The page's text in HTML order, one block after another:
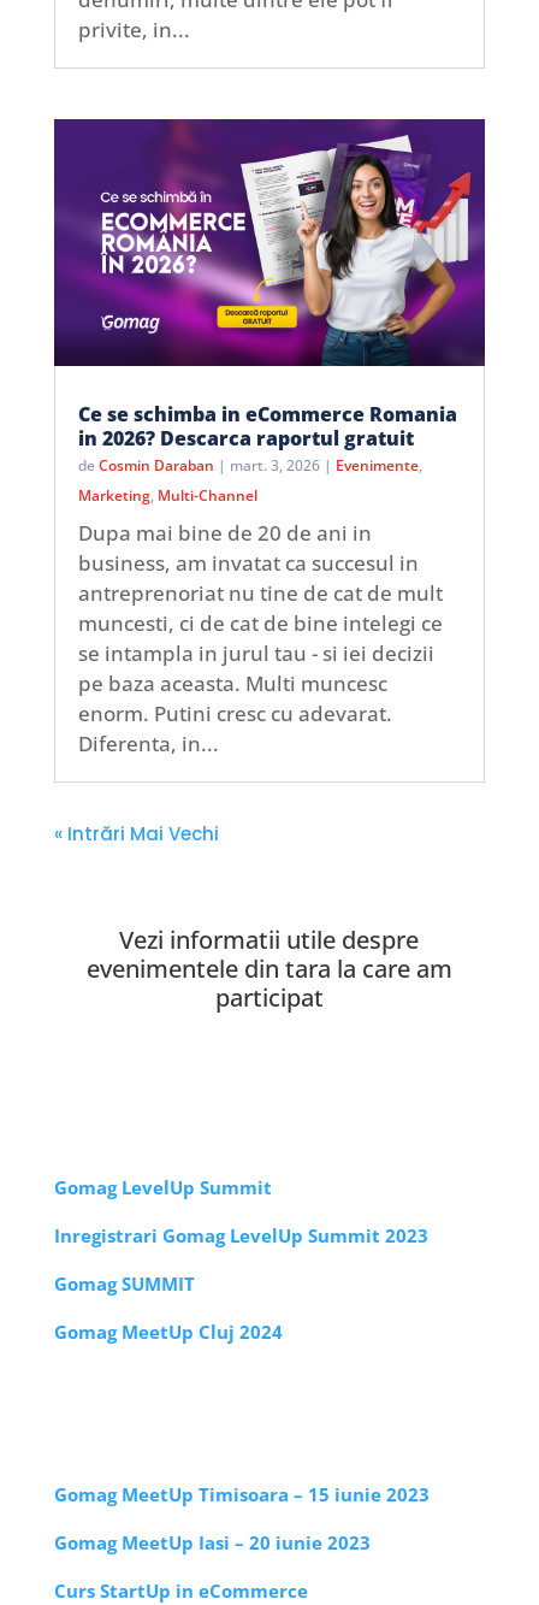
privite, in...
Ce se schimba in eCommerce Romania
in 2026? Descarca raportul gratuit
deCosmin Daraban | mart. 3, 2026| Evenimente,
Marketing, Multi-Channel
Dupa mai bine de 20 de ani in
business, am invatat ca succesul in
antreprenoriat nu tine de cat de mult
muncesti, ci de cat de bine intelegi ce
se intampla in jurul tau - si iei decizii
pe baza aceasta. Multi muncesc
enorm. Putini cresc cu adevarat.
Diferenta, in...
« Intrări Mai Vechi
Vezi informatii utile despre
evenimentele din tara la care am
participat
Gomag LevelUp Summit
Inregistrari Gomag LevelUp Summit 2023
Gomag SUMMIT
Gomag MeetUp Cluj 2024
Gomag MeetUp Timisoara – 15 iunie 2023
Gomag MeetUp Iasi – 20 iunie 2023
Curs StartUp in eCommerce